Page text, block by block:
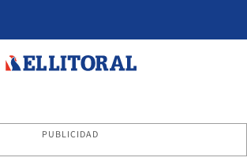
PUBLICIDAD